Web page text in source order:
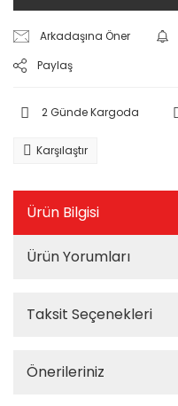
Arkadaşına Öner
Paylaş
2 Günde Kargoda
Karşılaştır
Ürün Bilgisi
Ürün Yorumları
Taksit Seçenekleri
Önerileriniz